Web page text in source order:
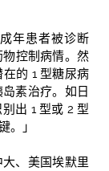
年患者被诊断
控制病情。然
的 1 型糖尿病
素治疗。如日
出 1 型或 2 型
。」
、美国埃默里